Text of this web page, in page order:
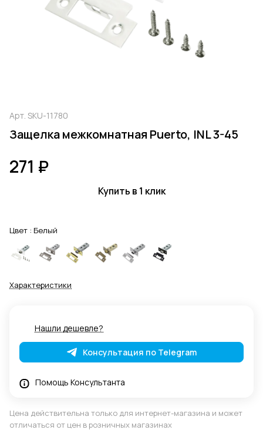
Арт. SKU-11780
Защелка межкомнатная Puerto, INL 3-45
271 ₽
Купить в 1 клик
Цвет : Белый
Характеристики
Нашли дешевле?
Консультация по Telegram
Помощь Консультанта
Цена действительна только для интернет-магазина и может
отличаться от цен в розничных магазинах